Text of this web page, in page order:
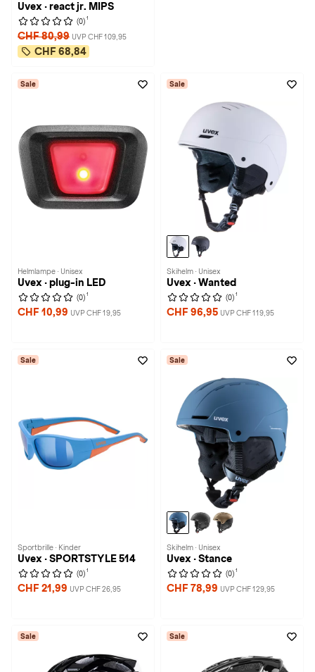
Uvex · react jr. MIPS
(0) 1
CHF 80,99 UVP CHF 109,95
CHF 68,84
Sale
Helmlampe · Unisex
Uvex · plug-in LED
(0) 1
CHF 10,99 UVP CHF 19,95
Sale
Skihelm · Unisex
Uvex · Wanted
(0) 1
CHF 96,95 UVP CHF 119,95
Sale
Sportbrille · Kinder
Uvex · SPORTSTYLE 514
(0) 1
CHF 21,99 UVP CHF 26,95
Sale
Skihelm · Unisex
Uvex · Stance
(0) 1
CHF 78,99 UVP CHF 129,95
Sale Sale